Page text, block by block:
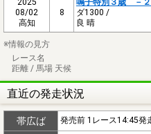
08/02
高知
8
ダ1300 /
良 晴
※情報の見方
レース名
距離 / 馬場 天候
直近の発走状況
帯広ば 発売前 1レース14:45発